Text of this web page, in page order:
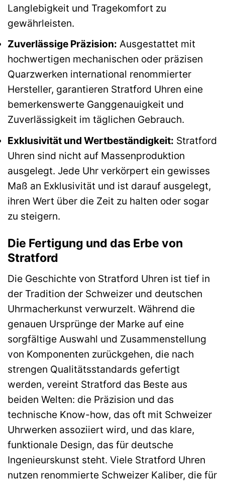
Langlebigkeit und Tragekomfort zu
gewährleisten.
Zuverlässige Präzision: Ausgestattet mit
hochwertigen mechanischen oder präzisen
Quarzwerken international renommierter
Hersteller, garantieren Stratford Uhren eine
bemerkenswerte Ganggenauigkeit und
Zuverlässigkeit im täglichen Gebrauch.
Exklusivität und Wertbeständigkeit: Stratford
Uhren sind nicht auf Massenproduktion
ausgelegt. Jede Uhr verkörpert ein gewisses
Maß an Exklusivität und ist darauf ausgelegt,
ihren Wert über die Zeit zu halten oder sogar
zu steigern.
Die Fertigung und das Erbe von
Stratford
Die Geschichte von Stratford Uhren ist tief in
der Tradition der Schweizer und deutschen
Uhrmacherkunst verwurzelt. Während die
genauen Ursprünge der Marke auf eine
sorgfältige Auswahl und Zusammenstellung
von Komponenten zurückgehen, die nach
strengen Qualitätsstandards gefertigt
werden, vereint Stratford das Beste aus
beiden Welten: die Präzision und das
technische Know-how, das oft mit Schweizer
Uhrwerken assoziiert wird, und das klare,
funktionale Design, das für deutsche
Ingenieurskunst steht. Viele Stratford Uhren
nutzen renommierte Schweizer Kaliber, die für